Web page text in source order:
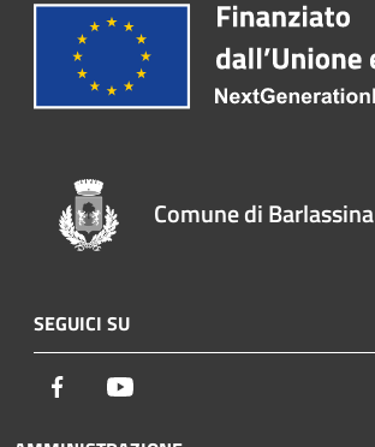
Comune di Barlassina
SEGUICI SU
Facebook